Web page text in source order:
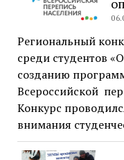
Региональный
среди студентов
созданию
Всероссийской
Конкурс
внимания